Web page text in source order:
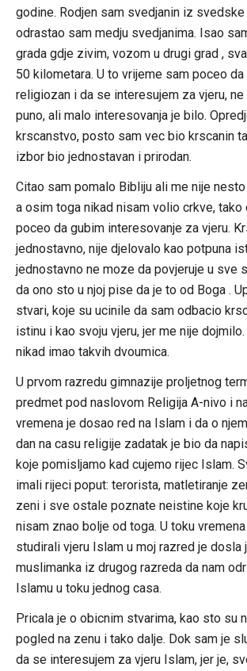
godine. Rodjen sam svedjanin iz
odrastao sam medju svedjanima. Isao
grada gdje zivim, vozom u drugi grad ,
50 kilometara. U to vrijeme sam poceo da
religiozan i da se interesujem za vjeru,
puno, ali malo interesovanja je bilo.
krscanstvo, posto sam vec bio krscanin
izbor bio jednostavan i prirodan.
Citao sam pomalo Bibliju ali me nije
a osim toga nikad nisam volio crkve, tako
poceo da gubim interesovanje za vjeru.
jednostavno, nije djelovalo kao potpuna
jednostavno ne moze da povjeruje u sve
da ono sto u njoj pise da je to od Boga .
stvari, koje su ucinile da sam odbacio
istinu i kao svoju vjeru, jer me nije
nikad imao takvih dvoumica.
U prvom razredu gimnazije proljetnog
predmet pod naslovom Religija A-nivo i
vremena je dosao red na Islam i da o
dan na casu religije zadatak je bio da
koje pomisljamo kad cujemo rijec Islam.
imali rijeci poput: terorista, matletiranje
zeni i sve ostale poznate neistine koje
nisam znao bolje od toga. U toku
studirali vjeru Islam u moj razred je dosla
muslimanka iz drugog razreda da nam
Islamu u toku jednog casa.
Pricala je o obicnim stvarima, kao sto su
pogled na zenu i tako dalje. Dok sam je
da se interesujem za vjeru Islam, jer je,